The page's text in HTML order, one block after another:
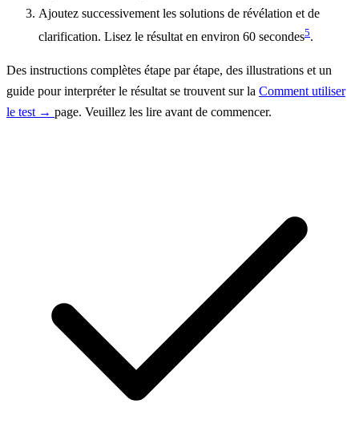
Ajoutez successivement les solutions de révélation et de
clarification. Lisez le résultat en environ 60 secondes5.
Des instructions complètes étape par étape, des illustrations et un
guide pour interpréter le résultat se trouvent sur la Comment utiliser
le test → page. Veuillez les lire avant de commencer.